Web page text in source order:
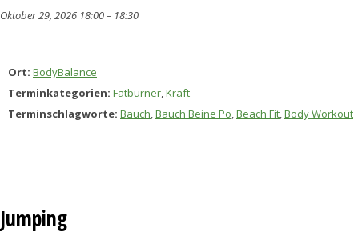
Oktober 29, 2026 18:00– 18:30
Ort: BodyBalance
Terminkategorien: Fatburner,Kraft
Terminschlagworte: Bauch,Bauch Beine Po,Beach Fit,Body Workout
Jumping